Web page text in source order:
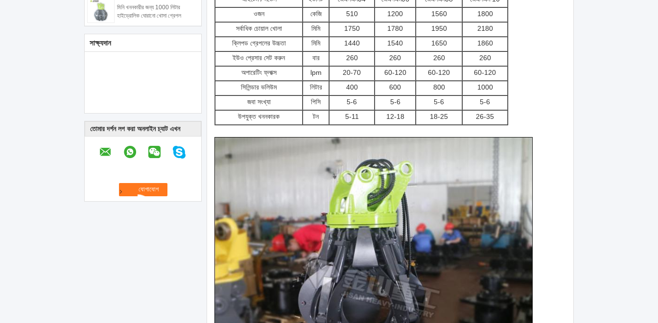
মিনি খননকারীর জন্য 1000 লিটার
হাইড্রোলিক ঘোরানো খোসা গ্রেপল
সাক্ষ্যদান
তোমার দর্শন লগ করা অনলাইন চ্যাট এখন
ওজন
কেজি 510 1200 1560
1800
সর্বাধিক চোয়াল খোলা
মিমি 1750 1780 1950
2180
ক্লিপড গ্রেপলের উচ্চতা
মিমি 1440 1540 1650
1860
ইউও প্রেসার সেট করুন
বার 260 260 260
260
অপারেটিং ফ্লাক্স
lpm 20-70 60-120 60-120
60-120
সিলিন্ডার ভলিউম
লিটার 400 600 800
1000
জবা সংখ্যা
পিসি 5-6 5-6 5-6
5-6
উপযুক্ত খননকারক
টন 5-11 12-18 18-25 26-35